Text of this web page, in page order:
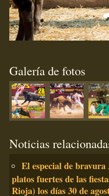
Galería de fotos
Noticias
El especial de
platos fuertes de las
Rioja) los días 30 de